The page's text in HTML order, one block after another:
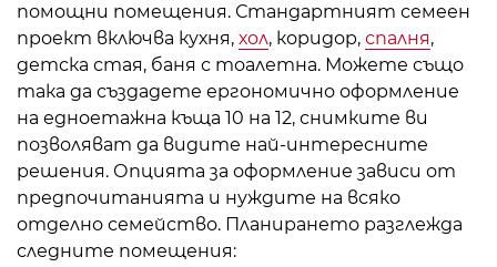
помощни помещения. Стандартният семеен
проект включва кухня, хол, коридор, спалня,
детска стая, баня с тоалетна. Можете също
така да създадете ергономично оформление
на едноетажна къща 10 на 12, снимките ви
позволяват да видите най-интересните
решения. Опцията за оформление зависи от
предпочитанията и нуждите на всяко
отделно семейство. Планирането разглежда
следните помещения: